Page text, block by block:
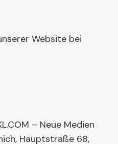
Website bei
– Neue Medien
Hauptstraße 68,